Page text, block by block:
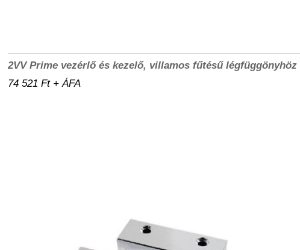
2VV Prime vezérlő és kezelő, villamos fűtésű légfüggönyhöz
74 521 Ft + ÁFA